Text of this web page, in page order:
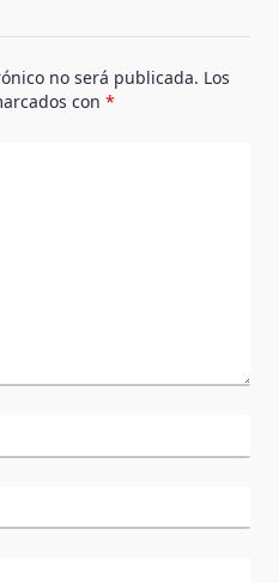
no será publicada. Los
con *